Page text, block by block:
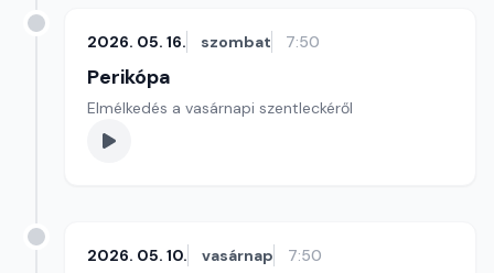
2026. 05. 16. szombat 7:50
Perikópa
Elmélkedés a vasárnapi szentleckéről
2026. 05. 10. vasárnap 7:50